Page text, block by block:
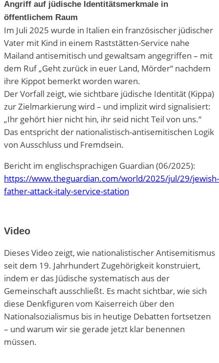
Angriff auf jüdische Identitätsmerkmale in
öffentlichem Raum
Im Juli 2025 wurde in Italien ein französischer jüdischer
Vater mit Kind in einem Raststätten-Service nahe
Mailand antisemitisch und gewaltsam angegriffen – mit
dem Ruf „Geht zurück in euer Land, Mörder“ nachdem
ihre Kippot bemerkt worden waren.
Der Vorfall zeigt, wie sichtbare jüdische Identität (Kippa)
zur Zielmarkierung wird – und implizit wird signalisiert:
„Ihr gehört hier nicht hin, ihr seid nicht Teil von uns.“
Das entspricht der nationalistisch-antisemitischen Logik
von Ausschluss und Fremdsein.
Bericht im englischsprachigen Guardian (06/2025):
https://www.theguardian.com/world/2025/jul/29/jewish-
father-attack-italy-service-station
Video
Dieses Video zeigt, wie nationalistischer Antisemitismus
seit dem 19. Jahrhundert Zugehörigkeit konstruiert,
indem er das Jüdische systematisch aus der
Gemeinschaft ausschließt. Es macht sichtbar, wie sich
diese Denkfiguren vom Kaiserreich über den
Nationalsozialismus bis in heutige Debatten fortsetzen
– und warum wir sie gerade jetzt klar benennen
müssen.